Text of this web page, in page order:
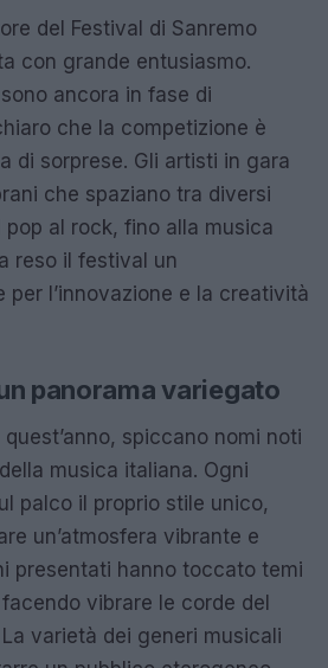
del Festival di Sanremo
con grande entusiasmo.
ancora in fase di
che la competizione è
di sorprese. Gli artisti in gara
che spaziano tra diversi
al rock, fino alla musica
reso il festival un
per l’innovazione e la creatività
panorama variegato
spiccano nomi noti
musica italiana. Ogni
palco il proprio stile unico,
un’atmosfera vibrante e
presentati hanno toccato temi
vibrare le corde del
varietà dei generi musicali